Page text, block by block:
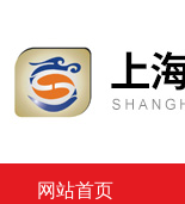
网站首页